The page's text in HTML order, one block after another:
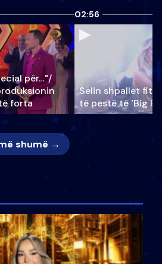
për…"/
forta
02:56
Selin shpallet
të pestë të ‘Big
shumë →